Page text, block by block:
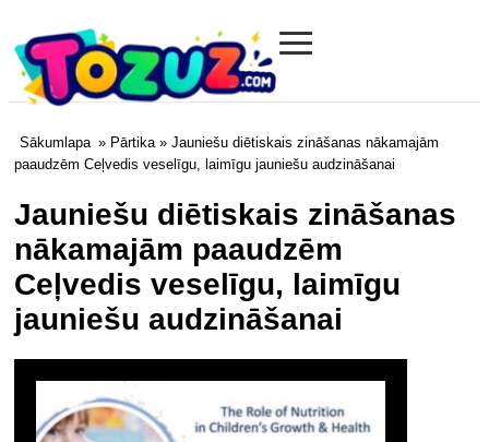
Tozuz.com
≡
Sākumlapa » Pārtika» Jauniešu diētiskais zināšanas nākamajām
paaudzēm Ceļvedis veselīgu, laimīgu jauniešu audzināšanai
Jauniešu diētiskais zināšanas
nākamajām paaudzēm
Ceļvedis veselīgu, laimīgu
jauniešu audzināšanai